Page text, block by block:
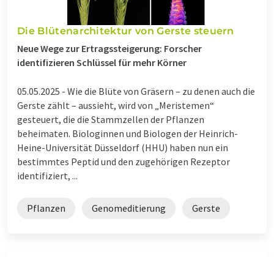
Die Blütenarchitektur von Gerste steuern
Neue Wege zur Ertragssteigerung: Forscher
identifizieren Schlüssel für mehr Körner
05.05.2025 - Wie die Blüte von Gräsern – zu denen auch die
Gerste zählt – aussieht, wird von „Meristemen“
gesteuert, die die Stammzellen der Pflanzen
beheimaten. Biologinnen und Biologen der Heinrich-
Heine-Universität Düsseldorf (HHU) haben nun ein
bestimmtes Peptid und den zugehörigen Rezeptor
identifiziert, ...
Pflanzen Genomeditierung Gerste